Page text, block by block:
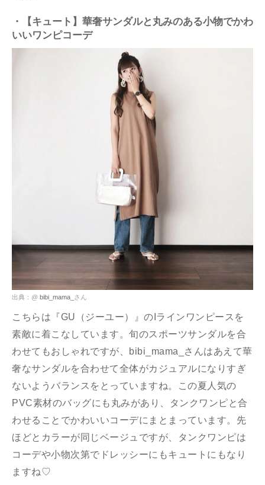
・【キュート】華奢サンダルと丸みのある小物でかわ
いいワンピコーデ
出典：@ bibi_mama_ さん
こちらは『GU（ジーユー）』のIラインワンピースを
素敵に着こなしています。旬のスポーツサンダルを合
わせてもおしゃれですが、bibi_mama_さんはあえて華
奢なサンダルを合わせて全体がカジュアルになりすぎ
ないようバランスをとっていますね。この夏人気の
PVC素材のバッグにも丸みがあり、タンクワンピと合
わせることでかわいいコーデにまとまっています。先
ほどとカラーが同じベージュですが、タンクワンピは
コーデや小物次第でドレッシーにもキュートにもなり
ますね♡